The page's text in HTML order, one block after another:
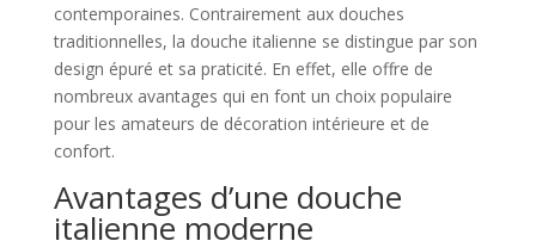
contemporaines. Contrairement aux douches
traditionnelles, la douche italienne se distingue par son
design épuré et sa praticité. En effet, elle offre de
nombreux avantages qui en font un choix populaire
pour les amateurs de décoration intérieure et de
confort.
Avantages d’une douche
italienne moderne